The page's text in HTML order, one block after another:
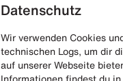
Datenschutz
Wir verwenden Cookies
technischen Logs, um dir
auf unserer Webseite
Informationen findest du in